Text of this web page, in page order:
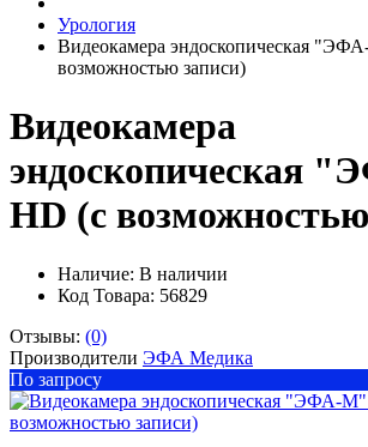
Урология
Видеокамера эндоскопическая
возможностью записи)
Видеокамера
эндоскопическая
HD (с
Наличие: В наличии
Код Товара: 56829
Отзывы: (0)
Производители ЭФА Медика
По запросу